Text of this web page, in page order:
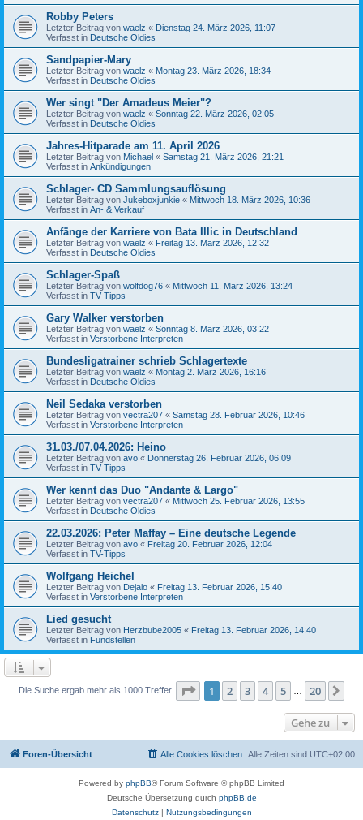
Robby Peters
Letzter Beitrag von waelz « Dienstag 24. März 2026, 11:07
Verfasst in Deutsche Oldies
Sandpapier-Mary
Letzter Beitrag von waelz « Montag 23. März 2026, 18:34
Verfasst in Deutsche Oldies
Wer singt "Der Amadeus Meier"?
Letzter Beitrag von waelz « Sonntag 22. März 2026, 02:05
Verfasst in Deutsche Oldies
Jahres-Hitparade am 11. April 2026
Letzter Beitrag von Michael « Samstag 21. März 2026, 21:21
Verfasst in Ankündigungen
Schlager- CD Sammlungsauflösung
Letzter Beitrag von Jukeboxjunkie « Mittwoch 18. März 2026, 10:36
Verfasst in An- & Verkauf
Anfänge der Karriere von Bata Illic in Deutschland
Letzter Beitrag von waelz « Freitag 13. März 2026, 12:32
Verfasst in Deutsche Oldies
Schlager-Spaß
Letzter Beitrag von wolfdog76 « Mittwoch 11. März 2026, 13:24
Verfasst in TV-Tipps
Gary Walker verstorben
Letzter Beitrag von waelz « Sonntag 8. März 2026, 03:22
Verfasst in Verstorbene Interpreten
Bundesligatrainer schrieb Schlagertexte
Letzter Beitrag von waelz « Montag 2. März 2026, 16:16
Verfasst in Deutsche Oldies
Neil Sedaka verstorben
Letzter Beitrag von vectra207 « Samstag 28. Februar 2026, 10:46
Verfasst in Verstorbene Interpreten
31.03./07.04.2026: Heino
Letzter Beitrag von avo « Donnerstag 26. Februar 2026, 06:09
Verfasst in TV-Tipps
Wer kennt das Duo "Andante & Largo"
Letzter Beitrag von vectra207 « Mittwoch 25. Februar 2026, 13:55
Verfasst in Deutsche Oldies
22.03.2026: Peter Maffay – Eine deutsche Legende
Letzter Beitrag von avo « Freitag 20. Februar 2026, 12:04
Verfasst in TV-Tipps
Wolfgang Heichel
Letzter Beitrag von Dejalo « Freitag 13. Februar 2026, 15:40
Verfasst in Verstorbene Interpreten
Lied gesucht
Letzter Beitrag von Herzbube2005 « Freitag 13. Februar 2026, 14:40
Verfasst in Fundstellen
Die Suche ergab mehr als 1000 Treffer Seite 1von 20
1 2 3 4 5 20
Gehe zu
Foren-Übersicht Alle Zeiten sind UTC+02:00
Alle Cookies löschen
Powered by phpBB® Forum Software © phpBB Limited
Deutsche Übersetzung durch phpBB.de
Datenschutz| Nutzungsbedingungen